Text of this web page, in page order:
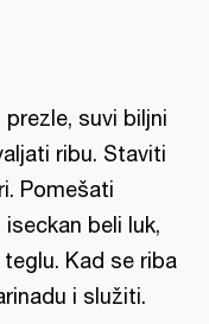
suvi biljni
ribu. Staviti
Pomešati
beli luk,
Kad se riba
i služiti.